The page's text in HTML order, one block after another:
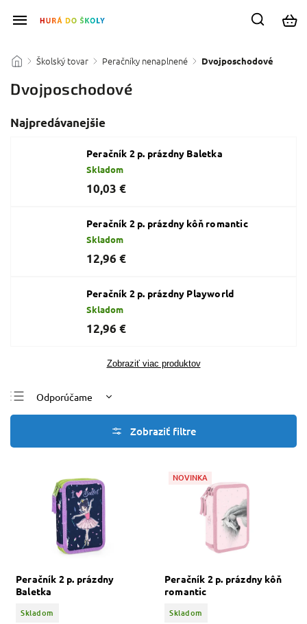
/ Školský tovar / Peračníky nenaplnené / Dvojposchodové
Dvojposchodové
Najpredávanejšie
Peračník 2 p. prázdny Baletka
Skladom
10,03 €
Peračník 2 p. prázdny kôň romantic
Skladom
12,96 €
Peračník 2 p. prázdny Playworld
Skladom
12,96 €
Zobraziť viac produktov
Odporúčame
Najlacnejšie
Abecedne
Peračník 2 p. prázdny
Baletka
Skladom
NOVINKA
Peračník 2 p. prázdny kôň
romantic
Skladom